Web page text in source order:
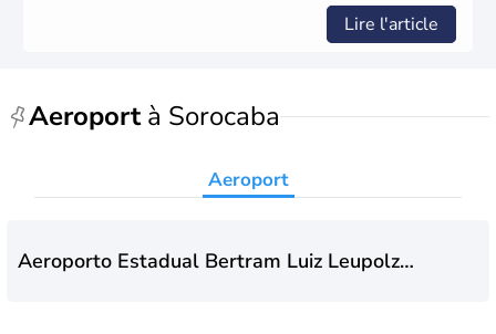
Lire l'article
Aeroportà Sorocaba
Aeroport
Aeroporto Estadual Bertram Luiz Leupolz -